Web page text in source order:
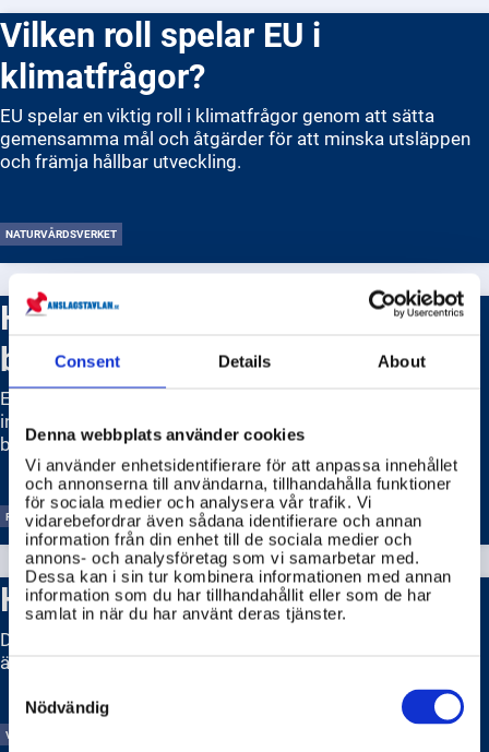
Consent Details About
Denna webbplats använder cookies
Vi använder enhetsidentifierare för att anpassa innehållet
och annonserna till användarna, tillhandahålla funktioner
för sociala medier och analysera vår trafik. Vi
vidarebefordrar även sådana identifierare och annan
information från din enhet till de sociala medier och
annons- och analysföretag som vi samarbetar med.
Dessa kan i sin tur kombinera informationen med annan
information som du har tillhandahållit eller som de har
samlat in när du har använt deras tjänster.
Selection
Nödvändig
Vilken roll spelar EU i
klimatfrågor?
EU spelar en viktig roll i klimatfrågor genom att sätta
gemensamma mål och åtgärder för att minska utsläppen
och främja hållbar utveckling.
NATURVÅRDSVERKET
Hur fungerar EU
beslutsprocess?
EU:s beslutsprocess är komplex och involverar olika
institutioner, där medlemsländerna har olika inflytande
beroende på beslutstyp.
REGERINGSKANSLIET RIKSDAGENS
Hur kan jag rösta i EU-valet?
Du kan rösta i EU-valet om du är folkbokförd i Sverige och
är 18 år eller äldre.
VALMYNDIGHETEN